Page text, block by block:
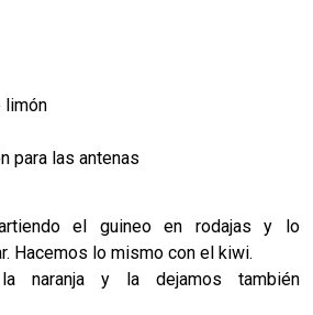
limón
para las antenas
el guineo en rodajas y lo
Hacemos lo mismo con el kiwi.
la naranja y la dejamos también